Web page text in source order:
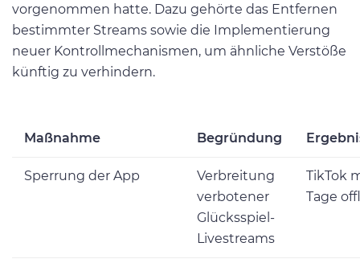
vorgenommen hatte. Dazu gehörte das Entfernen
bestimmter Streams sowie die Implementierung
neuer Kontrollmechanismen, um ähnliche Verstöße
künftig zu verhindern.
Maßnahme Begründung
Sperrung der App
Verbreitung
verbotener
Glücksspiel-
Livestreams
TikTok
Tage